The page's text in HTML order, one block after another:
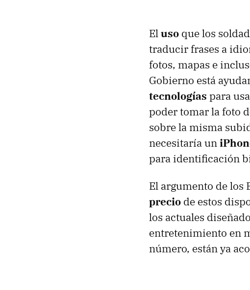
Eluso que los
traducir frases a
fotos, mapas e
Gobierno está
tecnologías para
poder tomar la foto
sobre la misma
necesitaría un
para identificación
El argumento de los
precio de estos
los actuales
entretenimiento en
número, están ya